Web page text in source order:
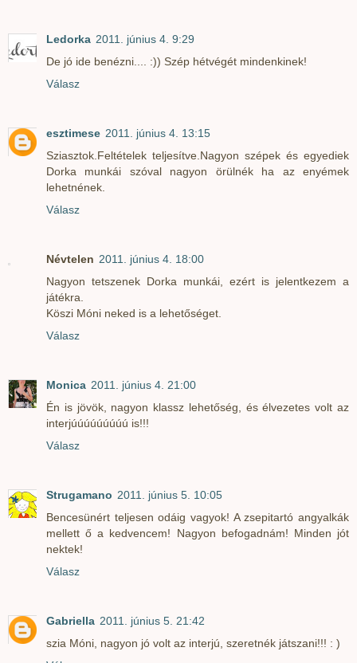
Ledorka 2011. június 4. 9:29
De jó ide benézni.... :)) Szép hétvégét mindenkinek!
Válasz
esztimese 2011. június 4. 13:15
Sziasztok.Feltételek teljesítve.Nagyon szépek és egyediek
Dorka munkái szóval nagyon örülnék ha az enyémek
lehetnének.
Válasz
Névtelen 2011. június 4. 18:00
Nagyon tetszenek Dorka munkái, ezért is jelentkezem a
játékra.
Köszi Móni neked is a lehetőséget.
Válasz
Monica 2011. június 4. 21:00
Én is jövök, nagyon klassz lehetőség, és élvezetes volt az
interjúúúúúúúúú is!!!
Válasz
Strugamano 2011. június 5. 10:05
Bencesünért teljesen odáig vagyok! A zsepitartó angyalkák
mellett ő a kedvencem! Nagyon befogadnám! Minden jót
nektek!
Válasz
Gabriella 2011. június 5. 21:42
szia Móni, nagyon jó volt az interjú, szeretnék játszani!!! : )